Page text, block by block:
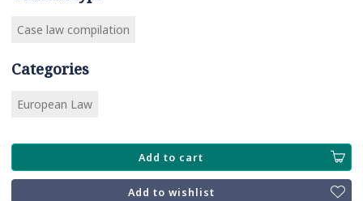
Case law compilation
Categories
European Law
Add to cart
Add to wishlist